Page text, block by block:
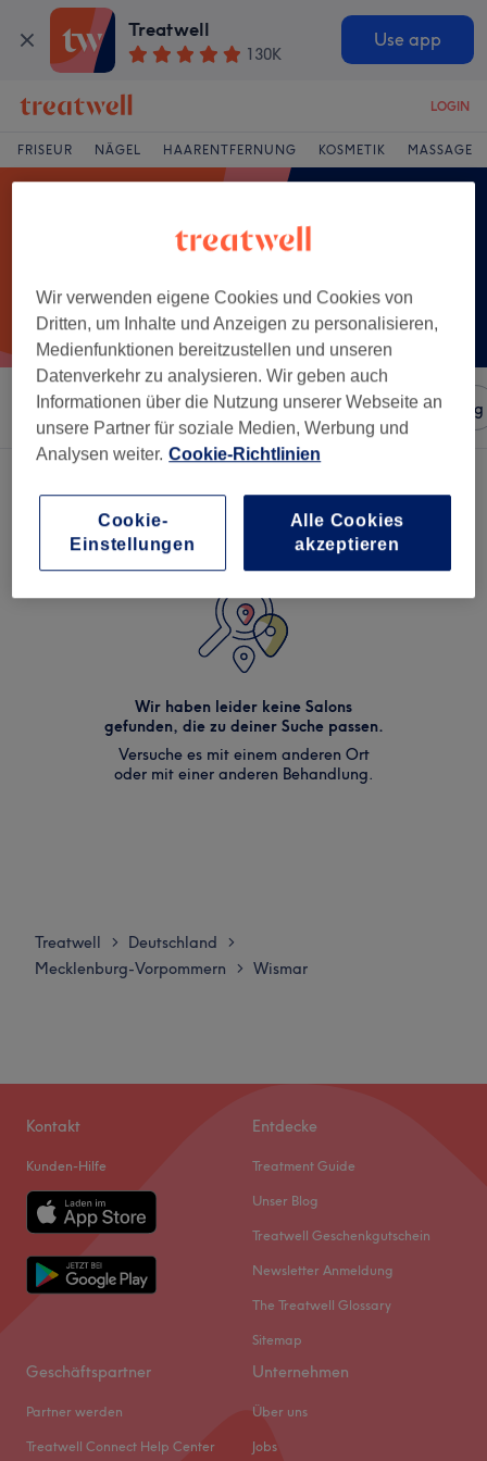
Treatwell
130K
Use app
LOGIN
FRISEUR NÄGEL HAARENTFERNUNG KOSMETIK MASSAGE
Sortieren nach Salons Expressangebote Bewertung
Wir haben leider keine Salons
gefunden, die zu deiner Suche passen.
Versuche es mit einem anderen Ort
oder mit einer anderen Behandlung.
Treatwell > Deutschland >
Mecklenburg-Vorpommern > Wismar
Kontakt
Kunden-Hilfe
Entdecke
Treatment Guide
Unser Blog
Treatwell Geschenkgutschein
Newsletter Anmeldung
The Treatwell Glossary
Sitemap
Geschäftspartner
Partner werden
Treatwell Connect Help Center
Unternehmen
Über uns
Jobs
Wir verwenden eigene Cookies und Cookies von
Dritten, um Inhalte und Anzeigen zu personalisieren,
Medienfunktionen bereitzustellen und unseren
Datenverkehr zu analysieren. Wir geben auch
Informationen über die Nutzung unserer Webseite an
unsere Partner für soziale Medien, Werbung und
Analysen weiter. Cookie-Richtlinien
Cookie-
Einstellungen
Alle Cookies
akzeptieren